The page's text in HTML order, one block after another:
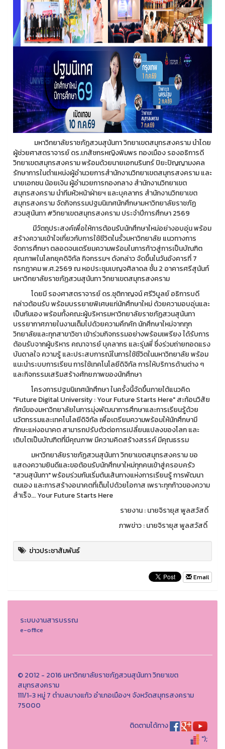
มหาวิทยาลัยราชภัฏสวนสุนันทา วิทยาเขตสมุทรสงคราม นำโดย
ผู้ช่วยศาสตราจารย์ ดร.เภสัชกรหญิงพิมพร ทองเมือง รองอธิการดี
วิทยาเขตสมุทรสงคราม พร้อมด้วยนายเอกนรินทร์ ปิยะปัญญามงคล
รักษาการในตำแหน่งผู้อำนวยการสำนักงานวิทยาเขตสมุทรสงคราม และ
นายเอกชน น้อยเงิน ผู้อำนวยการกองกลาง สำนักงานวิทยาเขต
สมุทรสงคราม นำทีมหัวหน้าฝ่ายฯ และบุคลากร สำนักงานวิทยาเขต
สมุทรสงคราม จัดกิจกรรมปฐมนิเทศนักศึกษามหาวิทยาลัยราชภัฏ
สวนสุนันทา #วิทยาเขตสมุทรสงคราม ประจำปีการศึกษา 2569
มีวัตถุประสงค์เพื่อให้การต้อนรับนักศึกษาใหม่อย่างอบอุ่น พร้อม
สร้างความเข้าใจเกี่ยวกับการใช้ชีวิตในรั้วมหาวิทยาลัย แนวทางการ
จัดการศึกษา ตลอดจนเตรียมความพร้อมในการก้าวสู่การเป็นบัณฑิต
คุณภาพในโลกยุคดิจิทัล กิจกรรมฯ ดังกล่าว จัดขึ้นในวันอังคารที่ 7
กรกฎาคม พ.ศ.2569 ณ หอประชุมเบญจศิลาดล ชั้น 2 อาคารศรีสุนันท์
มหาวิทยาลัยราชภัฏสวนสุนันทา วิทยาเขตสมุทรสงคราม
โดยมี รองศาสตราจารย์ ดร.ชุติกาญจน์ ศรีวิบูลย์ อธิการบดี
กล่าวต้อนรับ พร้อมบรรยายพิเศษแก่นักศึกษาใหม่ ด้วยความอบอุ่นและ
เป็นกันเอง พร้อมทั้งคณะผู้บริหารมหาวิทยาลัยราชภัฏสวนสุนันทา
บรรยากาศภายในงานเต็มไปด้วยความคึกคัก นักศึกษาใหม่จากทุก
วิทยาลัยและทุกสาขาวิชา เข้าร่วมกิจกรรมอย่างพร้อมเพรียง ได้รับการ
ต้อนรับจากผู้บริหาร คณาจารย์ บุคลากร และรุ่นพี่ ซึ่งร่วมถ่ายทอดแรง
บันดาลใจ ความรู้ และประสบการณ์ในการใช้ชีวิตในมหาวิทยาลัย พร้อม
แนะนำระบบการเรียน การใช้เทคโนโลยีดิจิทัล การให้บริการด้านต่าง ๆ
และกิจกรรมเสริมสร้างศักยภาพของนักศึกษา
โครงการปฐมนิเทศนักศึกษา ในครั้งนี้จัดขึ้นภายใต้แนวคิด
"Future Digital University : Your Future Starts Here" สะท้อนวิสัย
ทัศน์ของมหาวิทยาลัยในการมุ่งพัฒนาการศึกษาและการเรียนรู้ด้วย
นวัตกรรมและเทคโนโลยีดิจิทัล เพื่อเตรียมความพร้อมให้นักศึกษามี
ทักษะแห่งอนาคต สามารถปรับตัวต่อการเปลี่ยนแปลงของโลก และ
เติบโตเป็นบัณฑิตที่มีคุณภาพ มีความคิดสร้างสรรค์ มีคุณธรรม
มหาวิทยาลัยราชภัฏสวนสุนันทา วิทยาเขตสมุทรสงคราม ขอ
แสดงความยินดีและขอต้อนรับนักศึกษาใหม่ทุกคนเข้าสู่ครอบครัว
"สวนสุนันทา" พร้อมร่วมกันเริ่มต้นเส้นทางแห่งการเรียนรู้ การพัฒนา
ตนเอง และการสร้างอนาคตที่เต็มไปด้วยโอกาส เพราะทุกก้าวของความ
สำเร็จ... Your Future Starts Here
รายงาน : นายจิรายุส พูลสวัสดิ์
ภาพข่าว : นายจิรายุส พูลสวัสดิ์
ข่าวประชาสัมพันธ์
Email
ระบบงานสารบรรณ
e-office
© 2012 - 2016 มหาวิทยาลัยราชภัฏสวนสุนันทา วิทยาเขต
สมุทรสงคราม
111/1-3 หมู่ 7 ตำบลบางแก้ว อำเภอเมืองฯ จังหวัดสมุทรสงคราม
75000
ติดตามได้ทาง
");